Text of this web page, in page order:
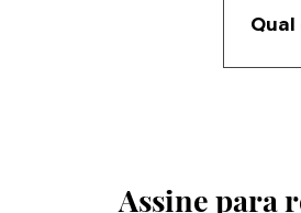
Qual
Assine para